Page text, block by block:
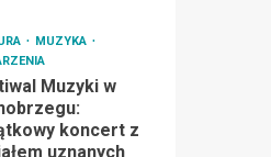
MUZYKA
Muzyki w
koncert z
uznanych